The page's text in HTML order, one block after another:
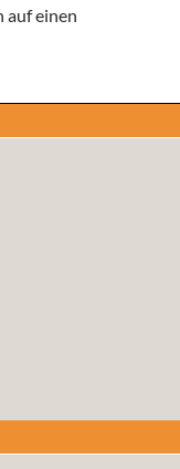
auf einen
trockenen Tüchern